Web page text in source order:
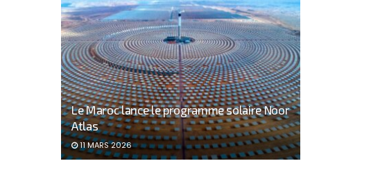
Le Maroc lance le programme solaire Noor
Atlas
11 MARS 2026